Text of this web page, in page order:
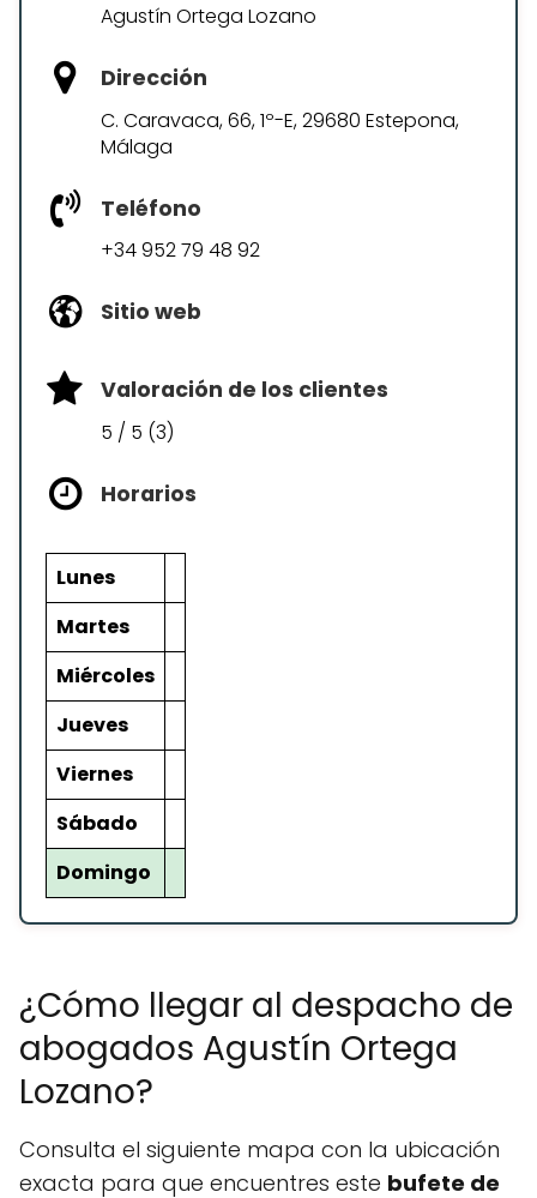
Agustín Ortega Lozano
Dirección
C. Caravaca, 66, 1º-E, 29680 Estepona,
Málaga
Teléfono
+34 952 79 48 92
Sitio web
Valoración de los clientes
5 / 5 (3)
Horarios
Lunes
Martes
Miércoles
Jueves
Viernes
Sábado
Domingo
¿Cómo llegar al despacho de
abogados Agustín Ortega
Lozano?
Consulta el siguiente mapa con la ubicación
exacta para que encuentres este bufete de